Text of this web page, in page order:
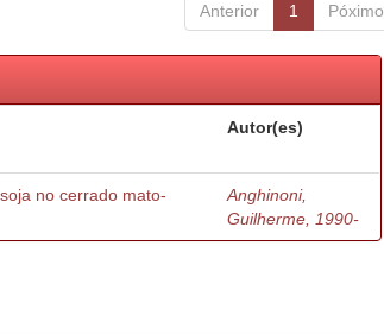
Anterior 1 Póximo
Autor(es)
no cerrado mato-
Anghinoni,
Guilherme, 1990-